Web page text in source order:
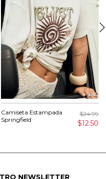
Camiseta Estampada
Springfield
$24.99
$12.50
NEWSLETTER